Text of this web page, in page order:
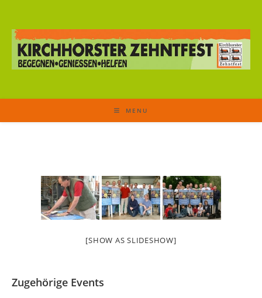
MENU
[SHOW AS SLIDESHOW]
Zugehörige Events